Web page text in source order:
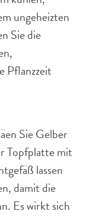
ungeheizten
Sie die
Pflanzzeit
Sie Gelber
Topfplatte mit
lassen
damit die
Es wirkt sich